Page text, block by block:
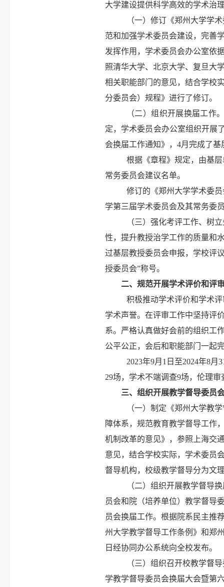
大学建设提供科学高效的学术治
（一）修订《郑州大学学
范和加强学术委员会建设，完善
发挥作用，学术委员会办公室依
照清华大学、北京大学、复旦大
相关职能部门的意见，结合学校
分委员会）规程》进行了修订。
（二）组织开展换届工作
定，学术委员会办公室组织开展
会换届工作通知》，4月完成了
根据《章程》规定，由基
常务委员会建议名单。
修订的《郑州大学学术委
学第三届学术委员会及其常务委
（三）强化考评工作、树
性，提升教授治学工作的质量和
过基层教授委员会申报，学校评
授委员会”称号。
二、规范开展学术评价和评
积极推动学术评价和学术
学术声誉。在评审工作中坚持评
系。严格认真做好会前的组织工
公平公正，会后和职能部门一起
2023年9月1日至2024年8
29场，学术不端调查9场，伦理
三、组织开展教学督导委员
（一）制定《郑州大学教
障体系，规范教育教学督导工作
机制改革的意见》，参照上海交
意见，结合学校实际，学术委员
督导机构，校级教学督导分为文
（二）组织开展教学督导
员会和院（培养单位）教学督导
员会换届工作。根据院系民主推
州大学教学督导工作条例》和郑
日经协同办公系统向全校发布。
（三）组织召开校教学督
学教学督导委员会换届大会暨第